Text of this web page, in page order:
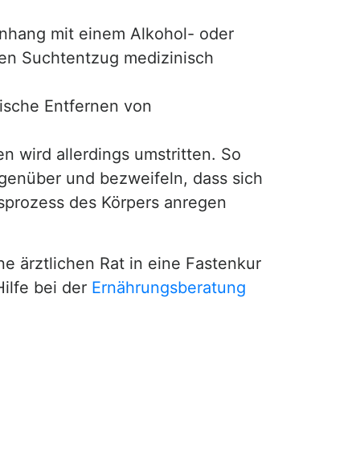
mit einem Alkohol- oder
Suchtentzug medizinisch
Entfernen von
wird allerdings umstritten. So
und bezweifeln, dass sich
des Körpers anregen
ärztlichen Rat in eine Fastenkur
bei der Ernährungsberatung